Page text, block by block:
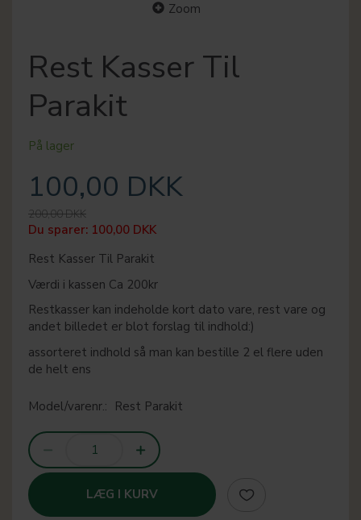
Zoom
Rest Kasser Til
Parakit
På lager
100,00 DKK
200,00 DKK
Du sparer: 100,00 DKK
Rest Kasser Til Parakit
Værdi i kassen Ca 200kr
Restkasser kan indeholde kort dato vare, rest vare og
andet billedet er blot forslag til indhold:)
assorteret indhold så man kan bestille 2 el flere uden
de helt ens
Model/varenr.: Rest Parakit
LÆG I KURV